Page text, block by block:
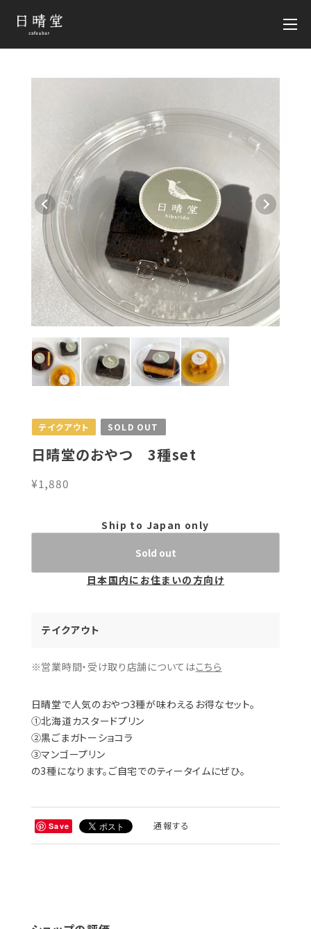
テイクアウト SOLD OUT
日晴堂のおやつ 3種set
¥1,880
Ship to Japan only
Sold out
日本国内にお住まいの方向け
テイクアウト
※営業時間・受け取り店舗についてはこちら
日晴堂で人気のおやつ3種が味わえるお得なセット。
①北海道カスタードプリン
②黒ごまガトーショコラ
③マンゴープリン
の3種になります。ご自宅でのティータイムにぜひ。
Save 通報する